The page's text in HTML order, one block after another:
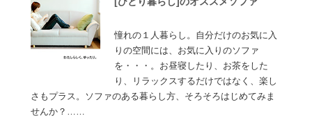
憧れの１人暮らし。自分だけのお気に入
りの空間には、お気に入りのソファ
を・・・。お昼寝したり、お茶をした
り、リラックスするだけではなく、楽し
さもプラス。ソファのある暮らし方、そろそろはじめてみま
せんか？……